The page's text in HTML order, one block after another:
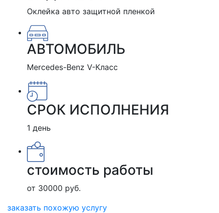
Оклейка авто защитной пленкой
АВТОМОБИЛЬ
Mercedes-Benz V-Класс
СРОК ИСПОЛНЕНИЯ
1 день
стоимость работы
от 30000 руб.
заказать похожую услугу